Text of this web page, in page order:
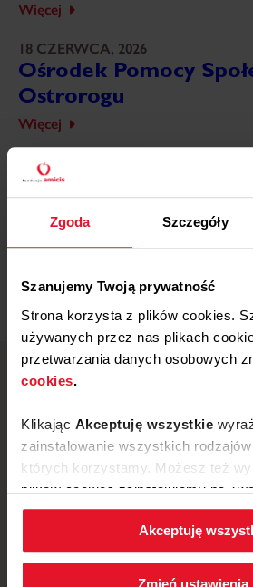
Zgoda Szczegóły
Szanujemy Twoją prywatność
Strona korzysta z plików cookies.
używanych przez nas plikach
przetwarzania danych osobowych
cookies.
Klikając Akceptuję wszystkie
zainstalowanie wszystkich
których korzystamy. Możesz też
plików cookies zainstalujemy na
klikającZmień ustawienia.
W każdej chwili możesz zmienić
ustawienia plików cookies wchodząc
Akceptuję
Zmień ustawienia
Więcej
18 CZERWCA, 2026
Ośrodek Pomocy
Ostrorogu
Więcej
18 CZERWCA, 2026
Wojewódzki Szpital
Specjalistyczny w
ul. Mickiewicza 52, 64-